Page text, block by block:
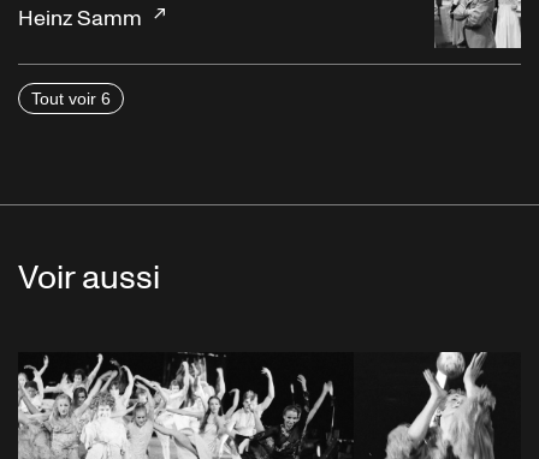
Heinz Samm
Tout voir 6
Voir aussi